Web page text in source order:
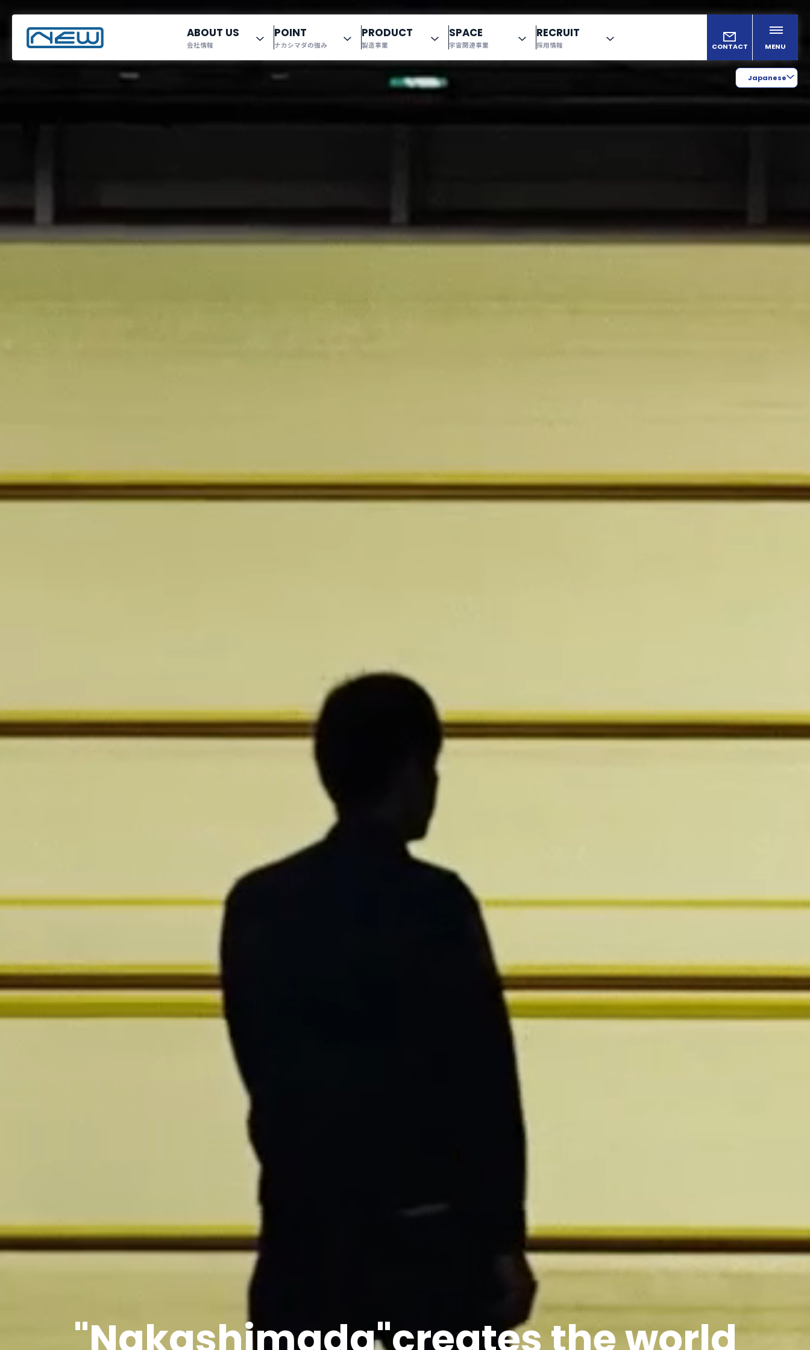
ABOUT US
会社情報
企業情報・工場情報・沿革 代表挨拶、企業理念 営業拠点一覧
POINT
ナカシマダの強み
ナカシマダの「人」 「技術力」 グローバル展開
PRODUCT
製造事業
製品展開について 金型開発【概要】 アフターパーツ
SPACE
宇宙関連事業
specification
RECRUIT
採用情報
数字で見る中島田鉄工所 福利厚生 エントリーフォーム
CONTACT MENU
Japanese
English
"Nakashimada"creates the world